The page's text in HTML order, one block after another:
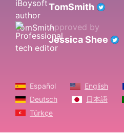
TomSmith
Approved by
Jessica Shee
Español English
Deutsch
日本語
Türkçe